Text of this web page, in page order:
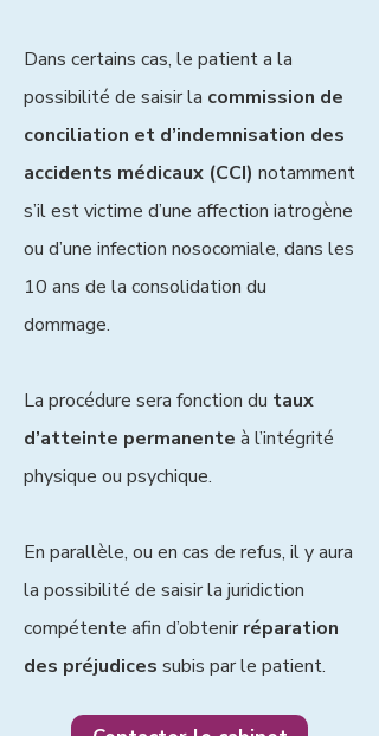
Dans certains cas, le patient a la
possibilité de saisir la commission de
conciliation et d’indemnisation des
accidents médicaux (CCI) notamment
s’il est victime d’une affection iatrogène
ou d’une infection nosocomiale, dans les
10 ans de la consolidation du
dommage.
La procédure sera fonction du taux
d’atteinte permanente à l’intégrité
physique ou psychique.
En parallèle, ou en cas de refus, il y aura
la possibilité de saisir la juridiction
compétente afin d’obtenirréparation
des préjudices subis par le patient.